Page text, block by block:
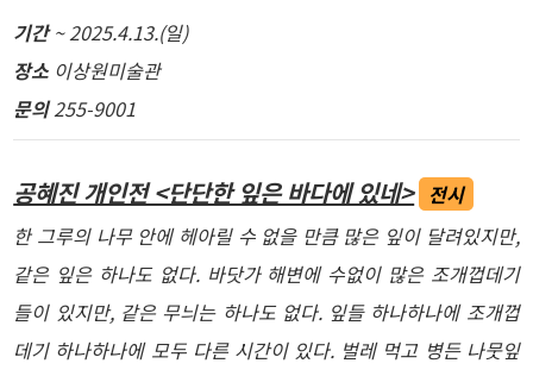
기간~ 2025.4.13.(일)
장소 이상원미술관
문의255-9001
공혜진 개인전 <단단한 잎은 바다에 있네> 전시
한 그루의 나무 안에 헤아릴 수 없을 만큼 많은 잎이 달려있지만,
같은 잎은 하나도 없다. 바닷가 해변에 수없이 많은 조개껍데기
들이 있지만, 같은 무늬는 하나도 없다. 잎들 하나하나에 조개껍
데기 하나하나에 모두 다른 시간이 있다. 벌레 먹고 병든 나뭇잎